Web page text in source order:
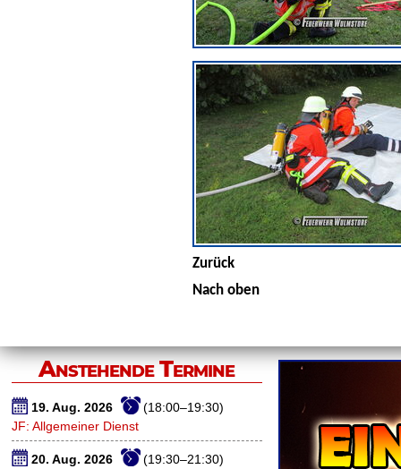
Zurück
Nach oben
Anstehende Termine
19. Aug. 2026
(18:00–19:30)
JF: Allgemeiner Dienst
20. Aug. 2026
(19:30–21:30)